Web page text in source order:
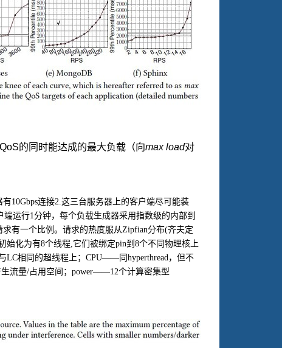
QoS的同时能达成的最大负载（向max load对
有10Gbps连接2.这三台服务器上的客户端尽可能装
端运行1分钟，每个负载生成器采用指数级的内部到
有一个比例。请求的热度服从Zipfian分布(齐夫定
始化为有8个线程,它们被绑定pin到 8个不同物理核上
LC相同的超线程上； CPU——同 hyperthread，但不
流量/占用空间； power——12个计算密集型